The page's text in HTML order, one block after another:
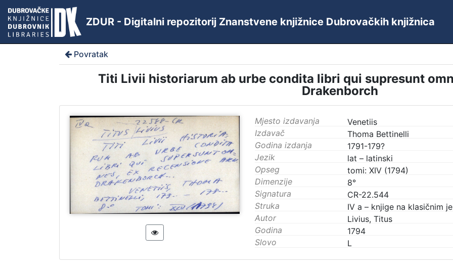
ZDUR - Digitalni repozitorij Znanstvene knjižnice Dubrovačkih knjižnica
Povratak
Titi Livii historiarum ab urbe condita libri qui supresunt
Drakenborch
Mjesto izdavanja
Venetiis
Izdavač
Thoma Bettinelli
Godina izdanja
1791-179?
Jezik
lat – latinski
Opseg
tomi: XIV (1794)
Dimenzije
8°
Signatura
CR-22.544
Struka
IV a – knjige na klasičnim
Autor
Livius, Titus
Godina
1794
Slovo
L